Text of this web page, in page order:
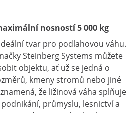
nosností 5 000 kg
tvar pro podlahovou váhu.
Steinberg Systems můžete
objektu, ať už se jedná o
kmeny stromů nebo jiné
že ližinová váha splňuje
průmyslu, lesnictví a